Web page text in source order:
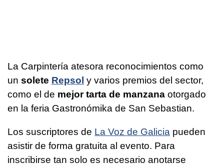
La Carpintería atesora reconocimientos como
un solete Repsol y varios premios del sector,
como el de mejor tarta de manzana otorgado
en la feria Gastronómika de San Sebastian.
Los suscriptores de La Voz de Galicia pueden
asistir de forma gratuita al evento. Para
inscribirse tan solo es necesario anotarse